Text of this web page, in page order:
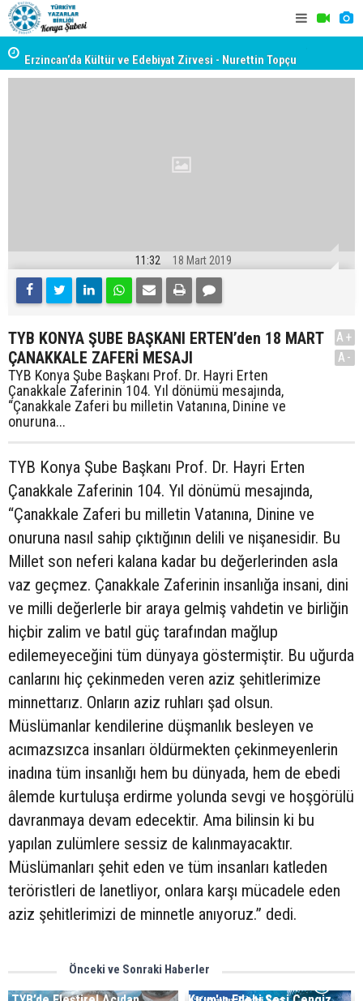
Erzincan’da Kültür ve Edebiyat Zirvesi - Nurettin Topçu
Sokağı Açılışı
11:32 18 Mart 2019
TYB KONYA ŞUBE BAŞKANI ERTEN’den 18 MART
ÇANAKKALE ZAFERİ MESAJI
TYB Konya Şube Başkanı Prof. Dr. Hayri Erten
Çanakkale Zaferinin 104. Yıl dönümü mesajında,
“Çanakkale Zaferi bu milletin Vatanına, Dinine ve
onuruna...
A+
A-
TYB Konya Şube Başkanı Prof. Dr. Hayri Erten
Çanakkale Zaferinin 104. Yıl dönümü mesajında,
“Çanakkale Zaferi bu milletin Vatanına, Dinine ve
onuruna nasıl sahip çıktığının delili ve nişanesidir. Bu
Millet son neferi kalana kadar bu değerlerinden asla
vaz geçmez. Çanakkale Zaferinin insanlığa insani, dini
ve milli değerlerle bir araya gelmiş vahdetin ve birliğin
hiçbir zalim ve batıl güç tarafından mağlup
edilemeyeceğini tüm dünyaya göstermiştir. Bu uğurda
canlarını hiç çekinmeden veren aziz şehitlerimize
minnettarız. Onların aziz ruhları şad olsun.
Müslümanlar kendilerine düşmanlık besleyen ve
acımazsızca insanları öldürmekten çekinmeyenlerin
inadına tüm insanlığı hem bu dünyada, hem de ebedi
âlemde kurtuluşa erdirme yolunda sevgi ve hoşgörülü
davranmaya devam edecektir. Ama bilinsin ki bu
yapılan zulümlere sessiz de kalınmayacaktır.
Müslümanları şehit eden ve tüm insanları katleden
teröristleri de lanetliyor, onlara karşı mücadele eden
aziz şehitlerimizi de minnetle anıyoruz.” dedi.
Önceki ve Sonraki Haberler